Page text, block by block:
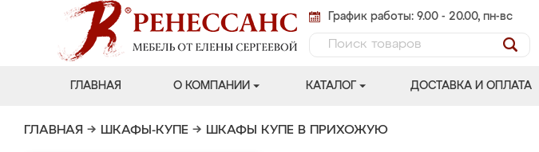
График работы: 9.00 - 20.00, пн-вс
ГЛАВНАЯ О КОМПАНИИ КАТАЛОГ ДОСТАВКА И ОПЛАТА
ГЛАВНАЯ → ШКАФЫ-КУПЕ → ШКАФЫ КУПЕ В ПРИХОЖУЮ